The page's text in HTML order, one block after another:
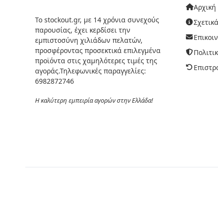
Το stockout.gr, με 14 χρόνια συνεχούς
παρουσίας, έχει κερδίσει την
εμπιστοσύνη χιλιάδων πελατών,
προσφέροντας προσεκτικά επιλεγμένα
προϊόντα στις χαμηλότερες τιμές της
αγοράς.Τηλεφωνικές παραγγελίες:
6982872746
Η καλύτερη εμπειρία αγορών στην Ελλάδα!
Αρχική